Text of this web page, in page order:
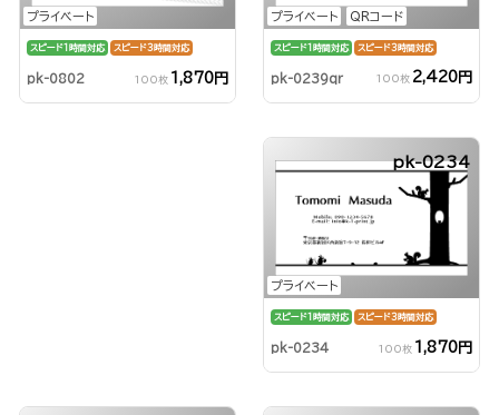
プライベート
スピード1時間対応 スピード3時間対応
pk-0802 100枚 1,870円
プライベート QRコード
スピード1時間対応 スピード3時間対応
pk-0239qr 100枚 2,420円
プライベート
pk-0234
スピード1時間対応 スピード3時間対応
pk-0234 100枚 1,870円